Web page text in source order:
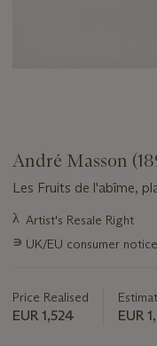
André Masson
Les Fruits de l'abîme,
Important
about
λ Artist's Resale Right
∍ UK/EU consumer notice
Price Realised
EUR 1,524 EUR